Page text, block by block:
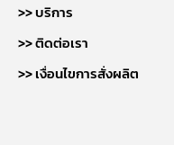
>> บริการ
>> ติดต่อเรา
>> เงื่อนไขการสั่งผลิต